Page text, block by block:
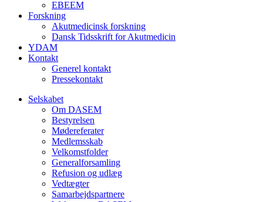
EBEEM
Forskning
Akutmedicinsk forskning
Dansk Tidsskrift for Akutmedicin
YDAM
Kontakt
Generel kontakt
Pressekontakt
Selskabet
Om DASEM
Bestyrelsen
Mødereferater
Medlemsskab
Velkomstfolder
Generalforsamling
Refusion og udlæg
Vedtægter
Samarbejdspartnere